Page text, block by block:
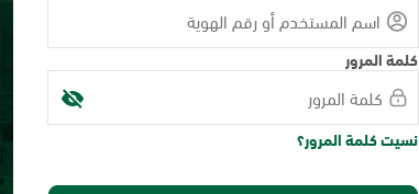
كلمة المرور
نسيت كلمة المرور؟